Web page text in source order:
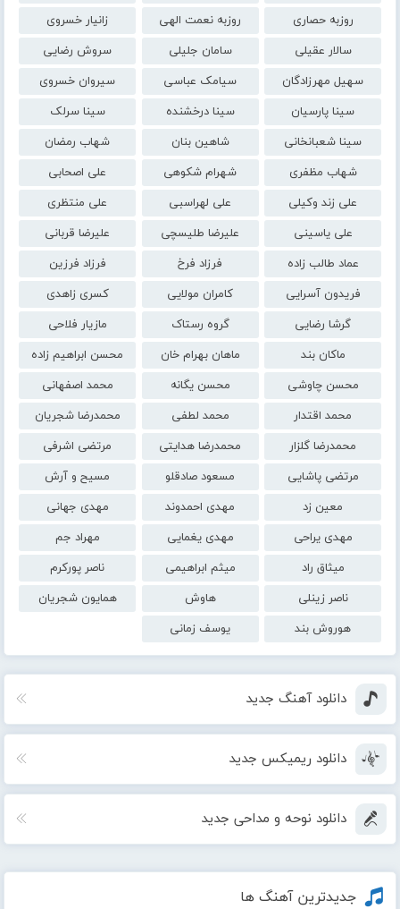
روزبه حصاری
روزبه نعمت الهی
زانیار خسروی
سالار عقیلی
سامان جلیلی
سروش رضایی
سهیل مهرزادگان
سیامک عباسی
سیروان خسروی
سینا پارسیان
سینا درخشنده
سینا سرلک
سینا شعبانخانی
شاهین بنان
شهاب رمضان
شهاب مظفری
شهرام شکوهی
علی اصحابی
علی زند وکیلی
علی لهراسبی
علی منتظری
علی یاسینی
علیرضا طلیسچی
علیرضا قربانی
عماد طالب زاده
فرزاد فرخ
فرزاد فرزین
فریدون آسرایی
کامران مولایی
کسری زاهدی
گرشا رضایی
گروه رستاک
مازیار فلاحی
ماکان بند
ماهان بهرام خان
محسن ابراهیم زاده
محسن چاوشی
محسن یگانه
محمد اصفهانی
محمد اقتدار
محمد لطفی
محمدرضا شجریان
محمدرضا گلزار
محمدرضا هدایتی
مرتضی اشرفی
مرتضی پاشایی
مسعود صادقلو
مسیح و آرش
معین زد
مهدی احمدوند
مهدی جهانی
مهدی یراحی
مهدی یغمایی
مهراد جم
میثاق راد
میثم ابراهیمی
ناصر پورکرم
ناصر زینلی
هاوش
همایون شجریان
هوروش بند
یوسف زمانی
دانلود آهنگ جدید
دانلود ریمیکس جدید
دانلود نوحه و مداحی جدید
جدیدترین آهنگ ها